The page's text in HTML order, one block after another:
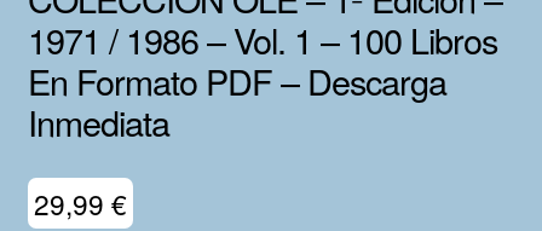
Lotes 100
Adultos
Mi Cuenta
1971 / 1986 – Vol. 1 – 100 Libros
En Formato PDF – Descarga
Inmediata
29,99 €